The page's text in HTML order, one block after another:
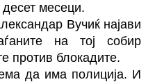
месеци.
Вучиќ најави
на тој собир
против блокадите.
да има полиција. И